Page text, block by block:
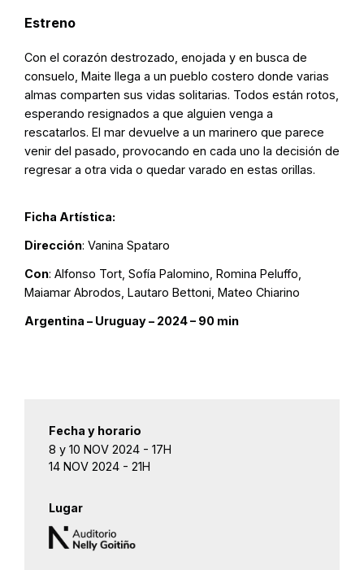
Estreno
Con el corazón destrozado, enojada y en busca de
consuelo, Maite llega a un pueblo costero donde varias
almas comparten sus vidas solitarias. Todos están rotos,
esperando resignados a que alguien venga a
rescatarlos. El mar devuelve a un marinero que parece
venir del pasado, provocando en cada uno la decisión de
regresar a otra vida o quedar varado en estas orillas.
Ficha Artística:
Dirección: Vanina Spataro
Con: Alfonso Tort, Sofía Palomino, Romina Peluffo,
Maiamar Abrodos, Lautaro Bettoni, Mateo Chiarino
Argentina – Uruguay – 2024 – 90 min
Fecha y horario
8 y 10 NOV 2024 - 17H
14 NOV 2024 - 21H
Lugar